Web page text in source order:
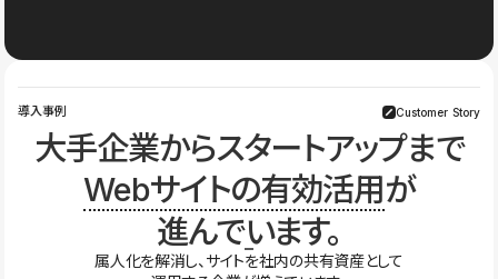
導入事例 Customer Story
大手企業からスタートアップまで
Webサイトの有効活用が
進んでいます。
属人化を解消し、サイトを社内の共有資産として